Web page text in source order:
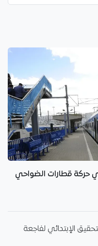
حركة قطارات الضواحي
الإبتدائي لفاجعة